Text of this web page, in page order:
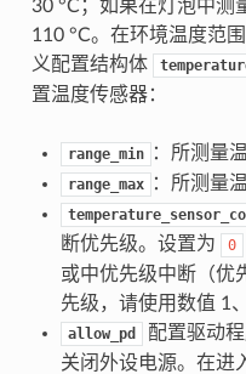
30 °C；如果在灯泡中测
110 °C。在环境温度范
义配置结构体
置温度传感器：
range_min ：所测量
range_max ：所测量
断优先级。设置为
0
或中优先级中断（优
先级，请使用数值 1
allow_pd
配置驱动
关闭外设电源。在进